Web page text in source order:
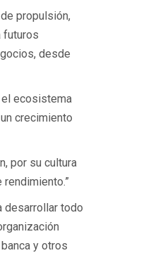
propulsión,
futuros
desde
el ecosistema
crecimiento
por su cultura
rendimiento.”
desarrollar todo
y otros